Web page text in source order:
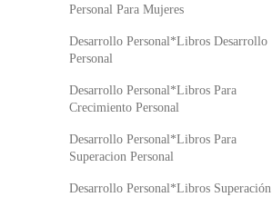
Personal Para Mujeres
Desarrollo Personal*Libros Desarrollo
Personal
Desarrollo Personal*Libros Para
Crecimiento Personal
Desarrollo Personal*Libros Para
Superacion Personal
Desarrollo Personal*Libros Superación